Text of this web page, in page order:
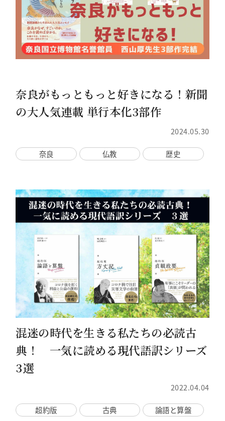
奈良がもっともっと好きになる！新聞
の大人気連載 単行本化3部作
2024.05.30
奈良 仏教 歴史
混迷の時代を生きる私たちの必読古
典！ 一気に読める現代語訳シリーズ
3選
2022.04.04
超約版 古典 論語と算盤